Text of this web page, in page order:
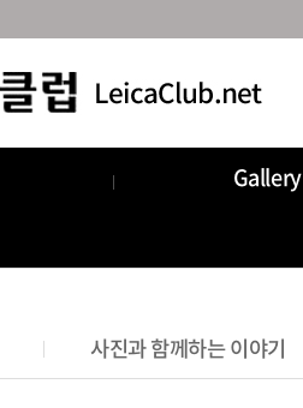
Gallery
사진과 함께하는 이야기